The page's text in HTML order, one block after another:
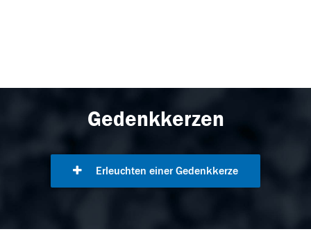
Gedenkkerzen
Erleuchten einer Gedenkkerze